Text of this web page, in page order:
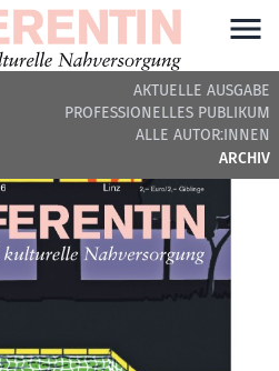
AKTUELLE AUSGABE
PROFESSIONELLES PUBLIKUM
ALLE AUTOR:INNEN
ARCHIV